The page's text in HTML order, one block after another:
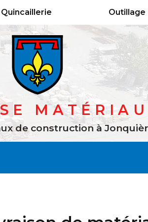
Quincaillerie Outillage
de constructionà